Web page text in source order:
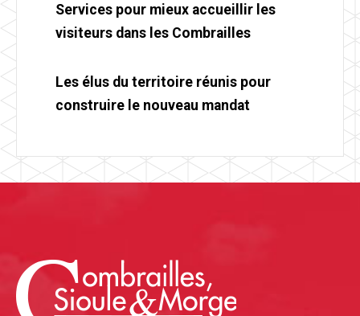
Services pour mieux accueillir les
visiteurs dans les Combrailles
Les élus du territoire réunis pour
construire le nouveau mandat